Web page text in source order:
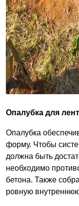
Опалубка для
Опалубка
форму. Чтобы
должна быть
необходимо
бетона. Также
ровную